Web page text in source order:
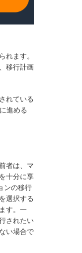
れます。
移行計画
れている
進める
者は、マ
十分に享
ンの移行
選択する
す。一
されたい
い場合で